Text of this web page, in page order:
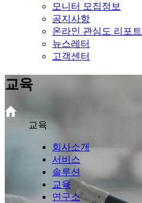
모니터 모집정보
공지사항
온라인 관심도 리포트
뉴스레터
고객센터
교육
교육
회사소개
서비스
솔루션
교육
연구소